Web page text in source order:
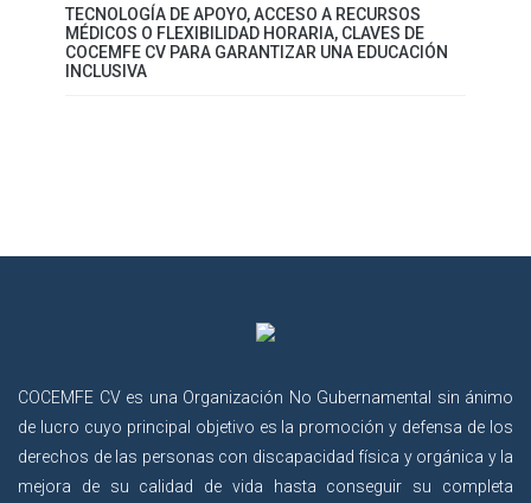
TECNOLOGÍA DE APOYO, ACCESO A RECURSOS
MÉDICOS O FLEXIBILIDAD HORARIA, CLAVES DE
COCEMFE CV PARA GARANTIZAR UNA EDUCACIÓN
INCLUSIVA
COCEMFE CV es una Organización No Gubernamental sin ánimo
de lucro cuyo principal objetivo es la promoción y defensa de los
derechos de las personas con discapacidad física y orgánica y la
mejora de su calidad de vida hasta conseguir su completa